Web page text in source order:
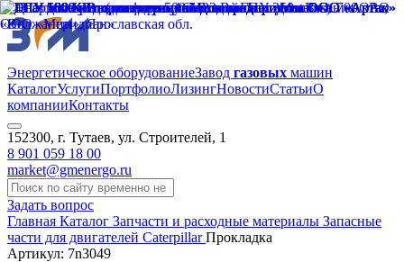
Энергетическое оборудованиеЗавод газовых машин
КаталогУслугиПортфолиоЛизингНовостиСтатьиО
компанииКонтакты
152300, г. Тутаев, ул. Строителей, 1
8 901 059 18 00
market@gmenergo.ru
Задать вопрос
Главная Каталог Запчасти и расходные материалы Запасные
части для двигателей CaterpillarПрокладка
Артикул: 7n3049